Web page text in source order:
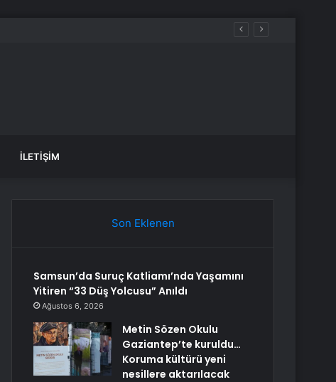
İLETIŞIM
Son Eklenen
Samsun’da Suruç Katliamı’nda Yaşamını
Yitiren “33 Düş Yolcusu” Anıldı
Ağustos 6, 2026
Metin Sözen Okulu
Gaziantep’te kuruldu…
Koruma kültürü yeni
nesillere aktarılacak